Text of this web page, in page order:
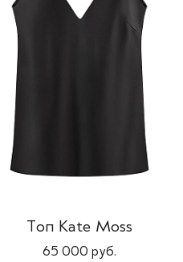
Топ Kate Moss
65 000 руб.